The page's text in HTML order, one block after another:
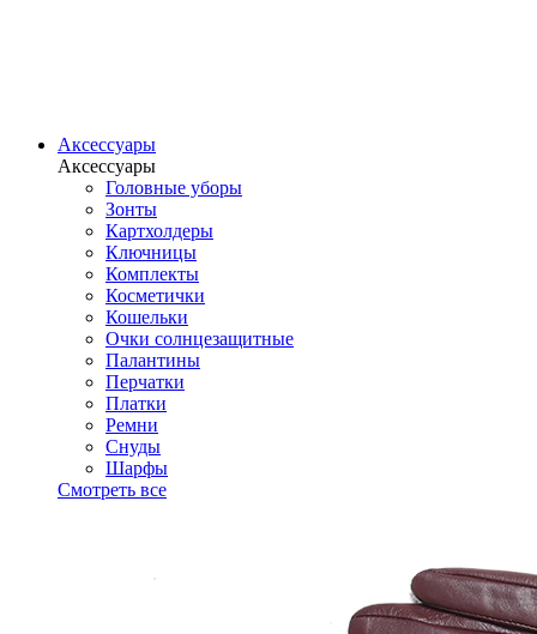
Аксессуары
Аксессуары
Головные уборы
Зонты
Картхолдеры
Ключницы
Комплекты
Косметички
Кошельки
Очки солнцезащитные
Палантины
Перчатки
Платки
Ремни
Снуды
Шарфы
Смотреть все